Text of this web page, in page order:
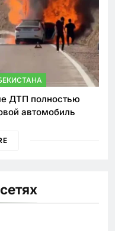
ДТП полностью
автомобиль